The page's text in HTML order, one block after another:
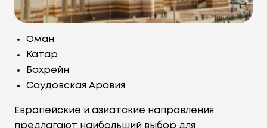
Оман
Катар
Бахрейн
Саудовская Аравия
Европейские и азиатские направления
предлагают наибольший выбор для